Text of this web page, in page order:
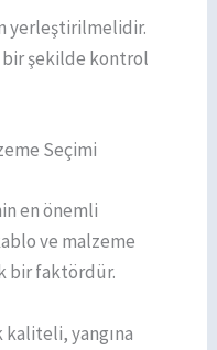
yerleştirilmelidir.
bir şekilde kontrol
Seçimi
en önemli
ve malzeme
bir faktördür.
kaliteli, yangına